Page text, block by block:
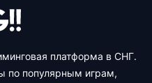
платформа в СНГ.
по популярным играм,